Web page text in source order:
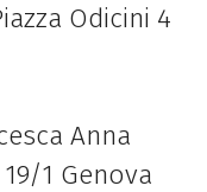
Odicini 4
Anna
1 Genova